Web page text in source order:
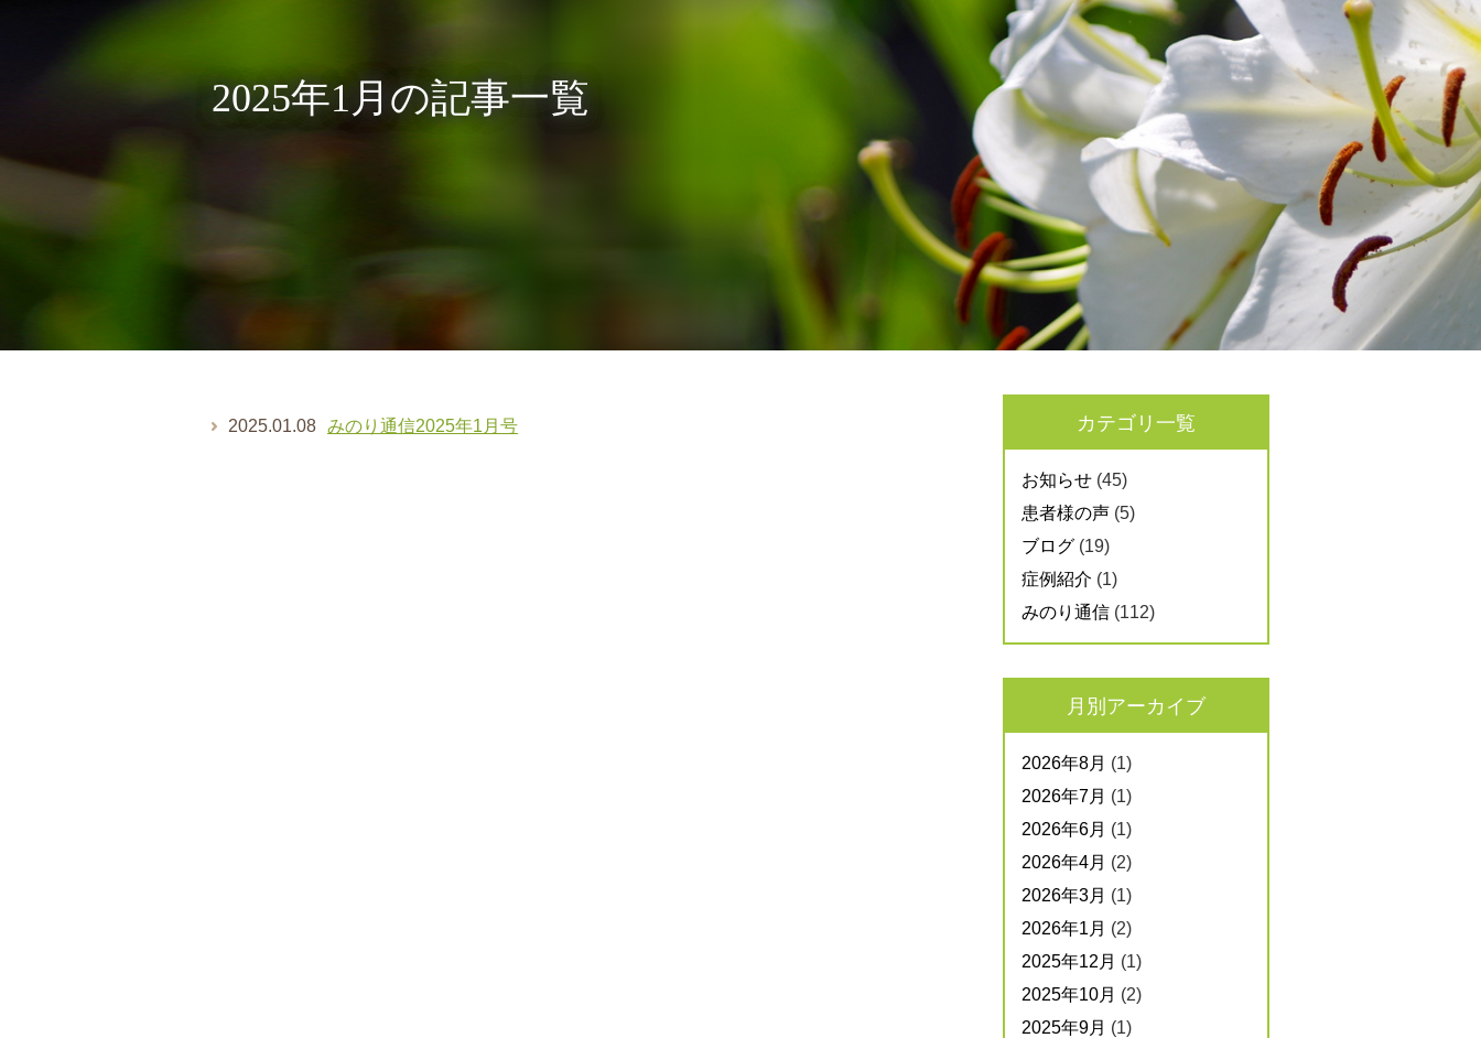
2025年1月の記事一覧
2025.01.08 みのり通信2025年1月号 カテゴリ一覧
お知らせ (45)
患者様の声 (5)
ブログ (19)
症例紹介 (1)
みのり通信 (112)
月別アーカイブ
2026年8月 (1)
2026年7月 (1)
2026年6月 (1)
2026年4月 (2)
2026年3月 (1)
2026年1月 (2)
2025年12月 (1)
2025年10月 (2)
2025年9月 (1)